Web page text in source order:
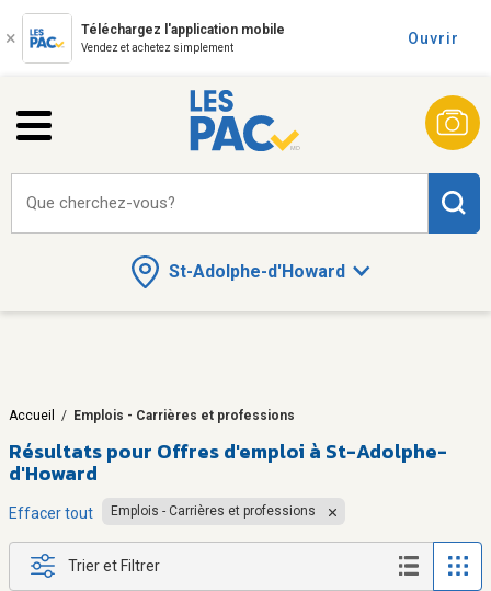
Téléchargez l'application mobile
Vendez et achetez simplement
Ouvrir
St-Adolphe-d'Howard
Que cherchez-vous?
Accueil / Emplois - Carrières et professions
Résultats pour Offres d'emploi à St-Adolphe-
d'Howard
Effacer tout Emplois - Carrières et professions
Trier et Filtrer